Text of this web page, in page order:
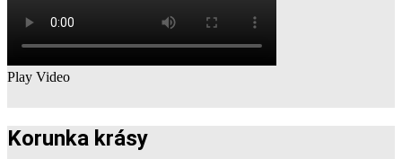
Play Video
Korunka krásy